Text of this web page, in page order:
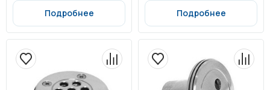
Подробнее Подробнее